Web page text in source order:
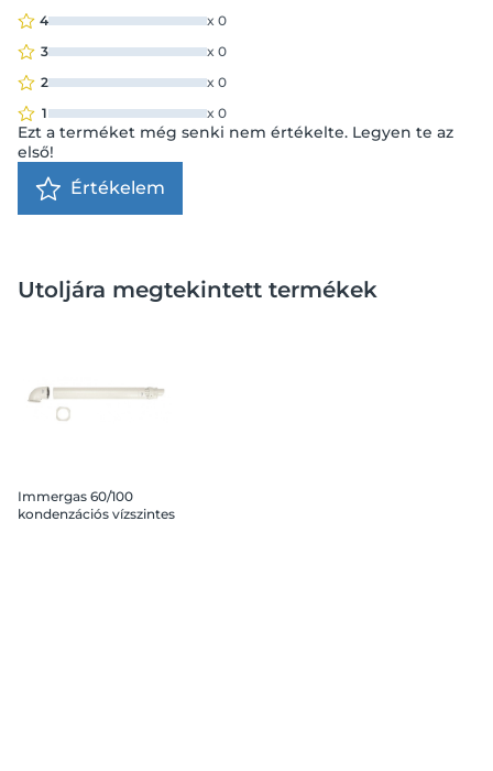
4 x 0
3
x 0
2
x 0
1
x 0
Ezt a terméket még senki nem értékelte. Legyen te az
első!
Értékelem
Utoljára megtekintett termékek
Immergas 60/100
kondenzációs vízszintes